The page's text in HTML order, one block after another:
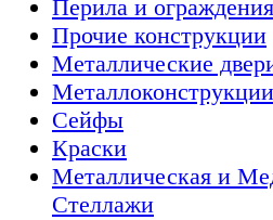
Перила и ограждения
Прочие конструкции
Металлические
Сейфы
Краски
Металлическая и
Стеллажи